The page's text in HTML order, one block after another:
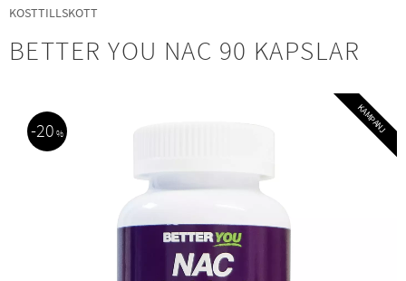
KOSTTILLSKOTT
BETTER YOU NAC 90 KAPSLAR
20 % KAMPANJ